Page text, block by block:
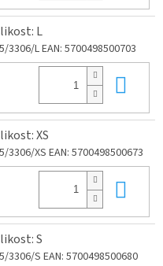
L
3306/LEAN: 5700498500703
XS
3306/XS EAN: 5700498500673
S
3306/S EAN: 5700498500680